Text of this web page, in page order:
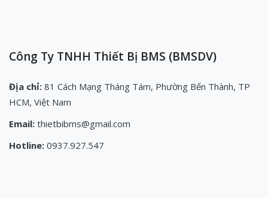
Công Ty TNHH Thiết Bị BMS (BMSDV)
Địa chỉ: 81 Cách Mạng Tháng Tám, Phường Bến Thành, TP
HCM, Việt Nam
Email: thietbibms@gmail.com
Hotline: 0937.927.547